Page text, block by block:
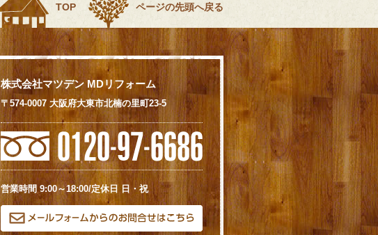
ページの先頭へ戻る
TOP
株式会社マツデン MDリフォーム
〒574-0007 大阪府大東市北楠の里町23-5
営業時間 9:00～18:00/定休日 日・祝